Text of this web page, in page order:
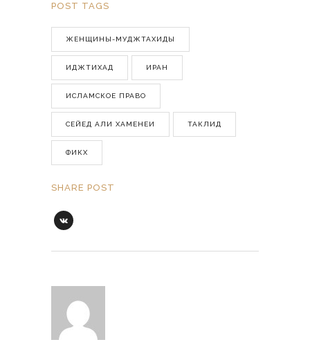
POST TAGS
ЖЕНЩИНЫ-МУДЖТАХИДЫ
ИДЖТИХАД ИРАН
ИСЛАМСКОЕ ПРАВО
СЕЙЕД АЛИ ХАМЕНЕИ ТАКЛИД
ФИКХ
SHARE POST